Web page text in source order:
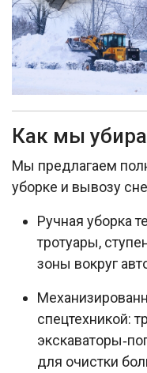
Как мы
Мы предлагаем
уборке и вывозу
Ручная уборка
тротуары,
зоны вокруг
спецтехникой:
для очистки